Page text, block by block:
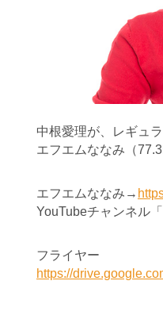
中根愛理が、レギュ
エフエムななみ（
エフエムななみ→
YouTubeチャンネル
フライヤー
https://